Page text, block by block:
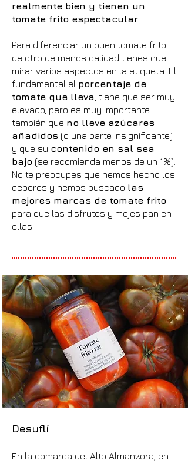
realmente bien y tienen un
tomate frito espectacular
Para diferenciar un buen tomate frito
de otro de menos calidad tienes que
mirar varios aspectos en la etiqueta. El
fundamental el porcentaje de
tomate que lleva , tiene que ser muy
elevado, pero es muy importante
también que no lleve azúcares
añadidos (o una parte insignificante)
y que su contenido en sal sea
bajo (se recomienda menos de un 1%).
No te preocupes que hemos hecho los
deberes y hemos buscado las
mejores marcas de tomate frito
para que las disfrutes y mojes pan en
ellas.
Desuflí
En la comarca del Alto Almanzora, en